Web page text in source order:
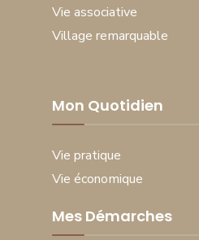
Vie associative
Village remarquable
Mon Quotidien
Vie pratique
Vie économique
Mes Démarches